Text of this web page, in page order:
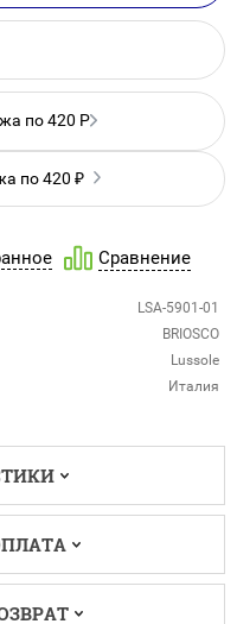
по 420 ₽
по 420 Р
Сравнение
LSA-5901-01
BRIOSCO
Lussole
Италия